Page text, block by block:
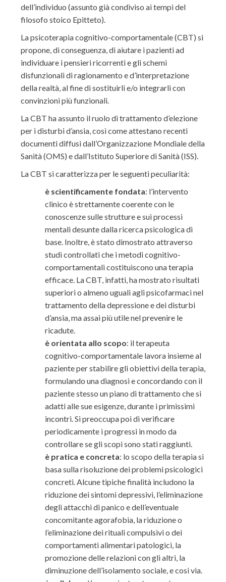
dell’individuo (assunto già condiviso ai tempi del
filosofo stoico Epitteto).
La psicoterapia cognitivo-comportamentale (CBT) si
propone, di conseguenza, di aiutare i pazienti ad
individuare i pensieri ricorrenti e gli schemi
disfunzionali di ragionamento e d’interpretazione
della realtà, al fine di sostituirli e/o integrarli con
convinzioni più funzionali.
La CBT ha assunto il ruolo di trattamento d’elezione
per i disturbi d’ansia, così come attestano recenti
documenti diffusi dall’Organizzazione Mondiale della
Sanità (OMS) e dall’Istituto Superiore di Sanità (ISS).
La CBT si caratterizza per le seguenti peculiarità:
è scientificamente fondata: l’intervento
clinico è strettamente coerente con le
conoscenze sulle strutture e sui processi
mentali desunte dalla ricerca psicologica di
base. Inoltre, è stato dimostrato attraverso
studi controllati che i metodi cognitivo-
comportamentali costituiscono una terapia
efficace. La CBT, infatti, ha mostrato risultati
superiori o almeno uguali agli psicofarmaci nel
trattamento della depressione e dei disturbi
d’ansia, ma assai più utile nel prevenire le
ricadute.
è orientata allo scopo: il terapeuta
cognitivo-comportamentale lavora insieme al
paziente per stabilire gli obiettivi della terapia,
formulando una diagnosi e concordando con il
paziente stesso un piano di trattamento che si
adatti alle sue esigenze, durante i primissimi
incontri. Si preoccupa poi di verificare
periodicamente i progressi in modo da
controllare se gli scopi sono stati raggiunti.
è pratica e concreta: lo scopo della terapia si
basa sulla risoluzione dei problemi psicologici
concreti. Alcune tipiche finalità includono la
riduzione dei sintomi depressivi, l’eliminazione
degli attacchi di panico e dell’eventuale
concomitante agorafobia, la riduzione o
l’eliminazione dei rituali compulsivi o dei
comportamenti alimentari patologici, la
promozione delle relazioni con gli altri, la
diminuzione dell’isolamento sociale, e cosi via.